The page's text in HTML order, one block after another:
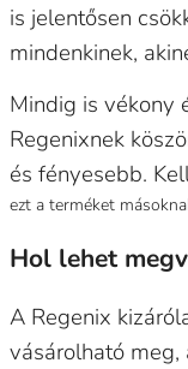
is jelentősen
mindenkinek,
Mindig is vékony
Regenixnek
és fényesebb.
ezt a terméket
Hol lehet
A Regenix
vásárolható